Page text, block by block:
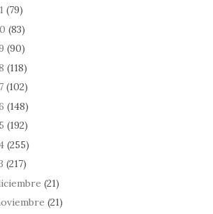
(79)
(83)
(90)
(118)
(102)
(148)
(192)
(255)
(217)
(21)
(21)